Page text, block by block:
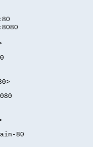
80